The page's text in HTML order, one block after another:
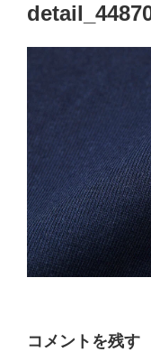
コメントを残す